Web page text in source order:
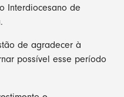
Interdiocesano de
de agradecer à
possível esse período